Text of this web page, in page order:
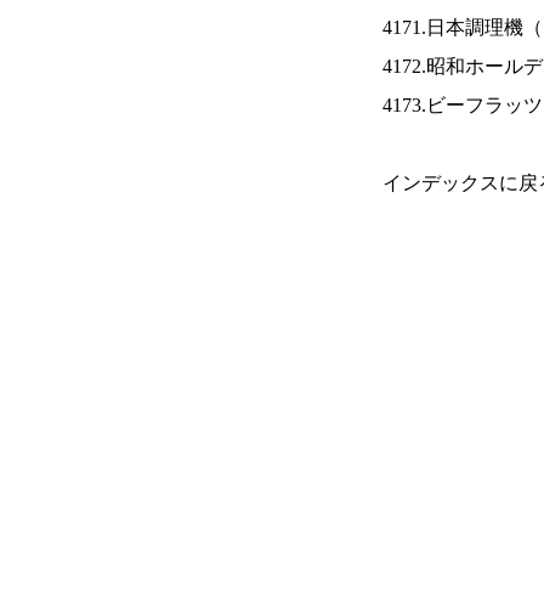
4171.日本調理機（
4172.昭和ホール
4173.ビーフラッ
インデックスに戻